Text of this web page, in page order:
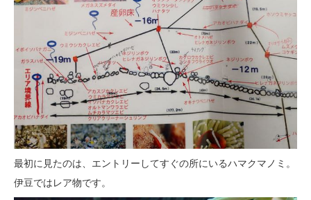
最初に見たのは、エントリーしてすぐの所にいるハマクマノミ。
伊豆ではレア物です。